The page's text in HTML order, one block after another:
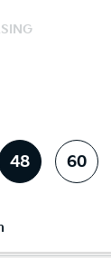
48 60